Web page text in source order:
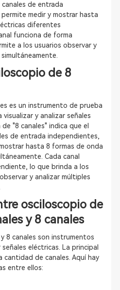
de entrada
medir y mostrar hasta
diferentes
funciona de forma
a los usuarios observar y
de 8
es un instrumento de prueba
y analizar señales
"8 canales" indica que el
de entrada independientes,
hasta 8 formas de onda
Cada canal
lo que brinda a los
y analizar múltiples
osciloscopio de
y 8 canales
8 canales son instrumentos
eléctricas. La principal
cantidad de canales. Aquí hay
entre ellos: